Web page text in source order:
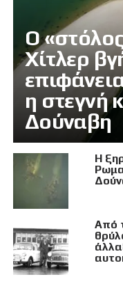
Ο
Χίτλερ
η στεγνή
Δούναβη
Η
Από